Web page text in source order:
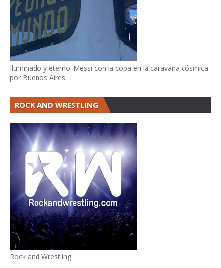
Iluminado y eterno. Messi con la copa en la caravana cósmica
por Buenos Aires
ROCK AND WRESTLING
Rock and Wrestling